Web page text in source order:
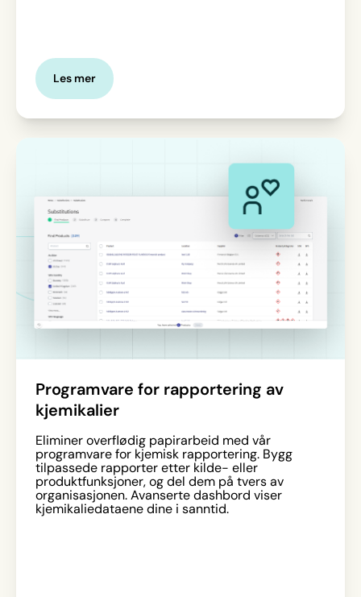
Les mer
Programvare for rapportering av
kjemikalier
Eliminer overflødig papirarbeid med vår
programvare for kjemisk rapportering. Bygg
tilpassede rapporter etter kilde- eller
produktfunksjoner, og del dem på tvers av
organisasjonen. Avanserte dashbord viser
kjemikaliedataene dine i sanntid.